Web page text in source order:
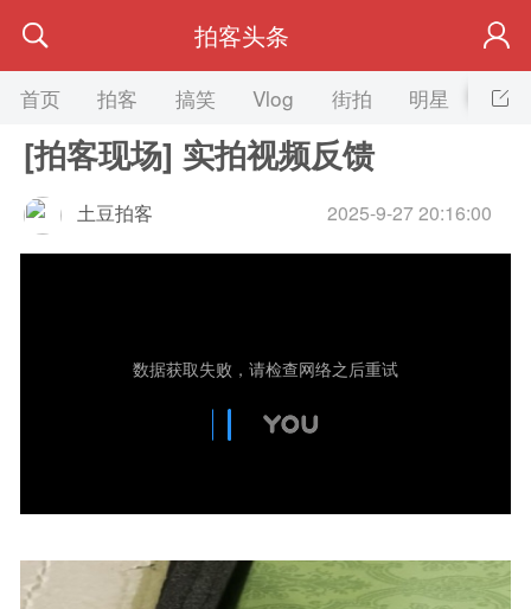
拍客头条
首页 拍客 搞笑 Vlog 街拍 明星 美女
[拍客现场] 实拍视频反馈
土豆拍客 2025-9-27 20:16:00